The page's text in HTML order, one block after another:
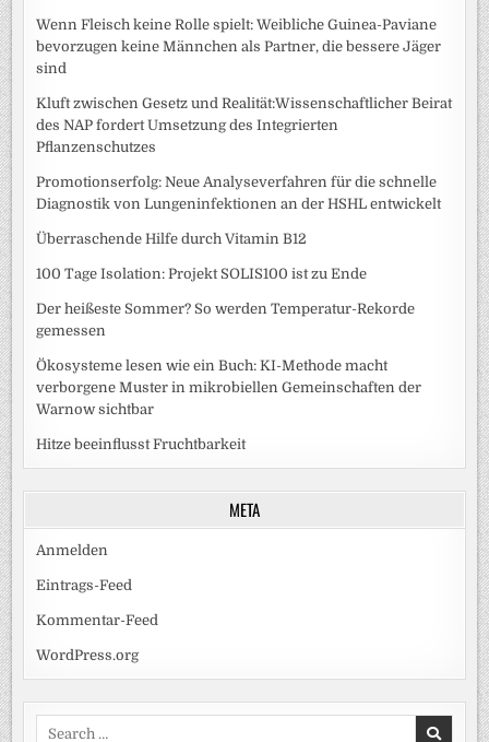
Wenn Fleisch keine Rolle spielt: Weibliche Guinea-Paviane
bevorzugen keine Männchen als Partner, die bessere Jäger
sind
Kluft zwischen Gesetz und Realität:Wissenschaftlicher Beirat
des NAP fordert Umsetzung des Integrierten
Pflanzenschutzes
Promotionserfolg: Neue Analyseverfahren für die schnelle
Diagnostik von Lungeninfektionen an der HSHL entwickelt
Überraschende Hilfe durch Vitamin B12
100 Tage Isolation: Projekt SOLIS100 ist zu Ende
Der heißeste Sommer? So werden Temperatur-Rekorde
gemessen
Ökosysteme lesen wie ein Buch: KI-Methode macht
verborgene Muster in mikrobiellen Gemeinschaften der
Warnow sichtbar
Hitze beeinflusst Fruchtbarkeit
META
Anmelden
Eintrags-Feed
Kommentar-Feed
WordPress.org
Search